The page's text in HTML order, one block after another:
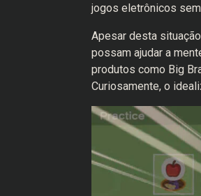
jogos eletrônicos
Apesar desta
possam ajudar a
produtos como Big
Curiosamente, o